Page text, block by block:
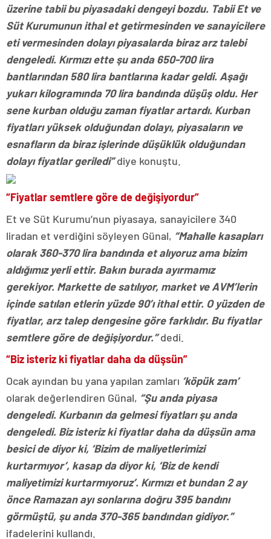
üzerine tabii bu piyasadaki dengeyi bozdu. Tabii Et ve
Süt Kurumunun ithal et getirmesinden ve sanayicilere
eti vermesinden dolayı piyasalarda biraz arz talebi
dengeledi. Kırmızı ette şu anda 650-700 lira
bantlarından 580 lira bantlarına kadar geldi. Aşağı
yukarı kilogramında 70 lira bandında düşüş oldu. Her
sene kurban olduğu zaman fiyatlar artardı. Kurban
fiyatları yüksek olduğundan dolayı, piyasaların ve
esnafların da biraz işlerinde düşüklük olduğundan
dolayı fiyatlar geriledi”diye konuştu.
“Fiyatlar semtlere göre de değişiyordur”
Et ve Süt Kurumu’nun piyasaya, sanayicilere 340
liradan et verdiğini söyleyen Günal, “Mahalle kasapları
olarak 360-370 lira bandında et alıyoruz ama bizim
aldığımız yerli ettir. Bakın burada ayırmamız
gerekiyor. Markette de satılıyor, market ve AVM’lerin
içinde satılan etlerin yüzde 90’ı ithal ettir. O yüzden de
fiyatlar, arz talep dengesine göre farklıdır. Bu fiyatlar
semtlere göre de değişiyordur.”dedi.
“Biz isteriz ki fiyatlar daha da düşsün”
Ocak ayından bu yana yapılan zamları ‘köpük zam’
olarak değerlendiren Günal, “Şu anda piyasa
dengeledi. Kurbanın da gelmesi fiyatları şu anda
dengeledi. Biz isteriz ki fiyatlar daha da düşsün ama
besici de diyor ki, ‘Bizim de maliyetlerimizi
kurtarmıyor’, kasap da diyor ki, ‘Biz de kendi
maliyetimizi kurtarmıyoruz’. Kırmızı et bundan 2 ay
önce Ramazan ayı sonlarına doğru 395 bandını
görmüştü, şu anda 370-365 bandından gidiyor.”
ifadelerini kullandı.